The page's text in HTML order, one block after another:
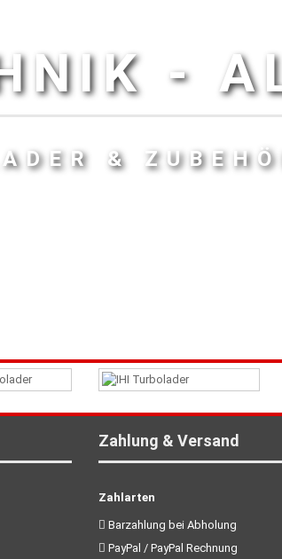
-
&
Zahlung & Versand
Zahlarten
Barzahlung bei Abholung
PayPal / PayPal Rechnung